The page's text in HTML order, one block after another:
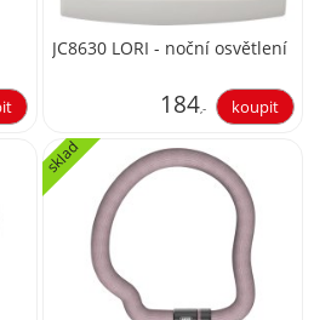
JC8630 LORI - noční osvětlení
184,-
152,07
sklad